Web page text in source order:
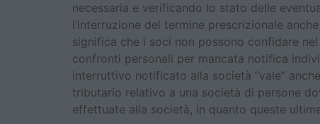
necessaria e verificando lo stato delle
l’interruzione del termine prescrizionale
significa che i soci non possono confidare
confronti personali per mancata notifica
interruttivo notificato alla società “vale”
tributario relativo a una società di persone
effettuate alla società, in quanto queste